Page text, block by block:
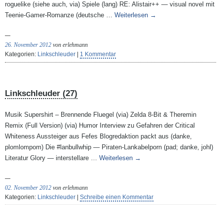
roguelike (siehe auch, via) Spiele (lang) RE: Alistair++ — visual novel mit
Teenie-Gamer-Romanze (deutsche … Weiterlesen →
26. November 2012 von erlehmann
Kategorien: Linkschleuder 1 Kommentar
Linkschleuder (27)
Musik Supershirt – Brennende Fluegel (via) Zelda 8-Bit & Theremin
Remix (Full Version) (via) Humor Interview zu Gefahren der Critical
Whiteness Aussteiger aus Fefes Blogredaktion packt aus (danke,
plomlompom) Die #lanbullwhip — Piraten-Lankabelporn (pad; danke, johl)
Literatur Glory — interstellare … Weiterlesen →
02. November 2012 von erlehmann
Kategorien: Linkschleuder Schreibe einen Kommentar